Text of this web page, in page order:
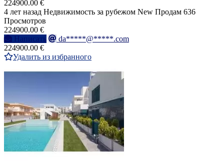
224900.00 €
4 лет назад Недвижимость за рубежом New Продам 636
Просмотров
224900.00 €
Написать
da*****@*****.com
224900.00 €
Удалить из избранного